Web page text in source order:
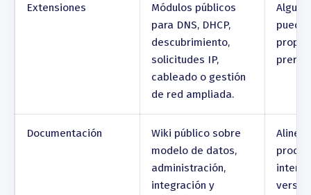
Extensiones
Módulos públicos
para DNS, DHCP,
descubrimiento,
solicitudes IP,
cableado o gestión
de red ampliada.
propia
Documentación
Wiki público sobre
modelo de datos,
administración,
integración y